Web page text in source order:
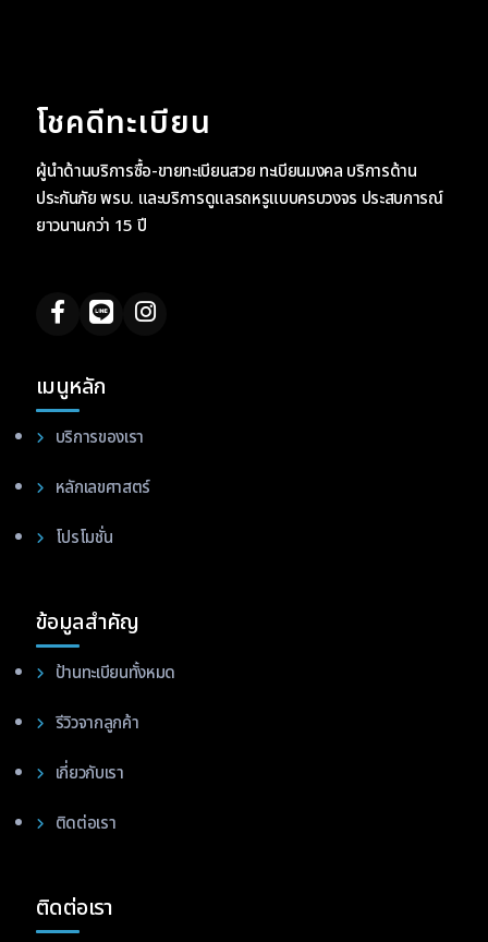
โชคดีทะเบียน
ผู้นำด้านบริการซื้อ-ขายทะเบียนสวย ทะเบียนมงคล บริการด้าน
ประกันภัย พรบ. และบริการดูแลรถหรูแบบครบวงจร ประสบการณ์
ยาวนานกว่า 15 ปี
เมนูหลัก
บริการของเรา
หลักเลขศาสตร์
โปรโมชั่น
ข้อมูลสำคัญ
ป้านทะเบียนทั้งหมด
รีวิวจากลูกค้า
เกี่ยวกับเรา
ติดต่อเรา
ติดต่อเรา